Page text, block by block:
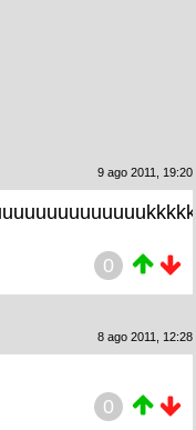
9 ago 2011, 19:20
0
8 ago 2011, 12:28
0